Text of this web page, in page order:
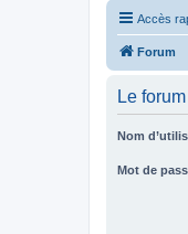
Accès
Forum
Le
Nom
Mot de